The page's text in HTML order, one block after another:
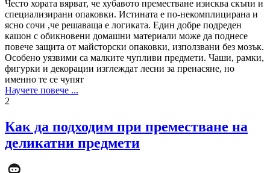
Често хората вярват, че хубавото преместване изисква скъпи и
специализирани опаковки. Истината е по-некомплицирана и
ясно сочи ,че решаваща е логиката. Един добре подреден
кашон с обикновени домашни материали може да поднесе
повече защита от майсторски опаковки, използвани без мозък.
Особено уязвими са малките чупливи предмети. Чаши, рамки,
фигурки и декорации изглеждат лесни за пренасяне, но
именно те се чупят
Научете повече ...
2
Как да подходим при преместване на
деликатни предмети